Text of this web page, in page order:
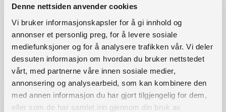
Denne nettsiden anvender cookies
Vi bruker informasjonskapsler for å gi innhold og
annonser et personlig preg, for å levere sosiale
mediefunksjoner og for å analysere trafikken vår. Vi deler
dessuten informasjon om hvordan du bruker nettstedet
vårt, med partnerne våre innen sosiale medier,
annonsering og analysearbeid, som kan kombinere den
med annen informasjon du har gjort tilgjengelig for dem,
eller som de har samlet inn gjennom din bruk av
BJØRN
Lys
139,–
Vis produkter
BJØRN
ALTERHAUG
6 mutasjoner for
blokkfløyte(r),
mezzosopran og
orgel
139,–
Vis produkter